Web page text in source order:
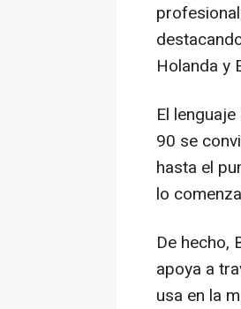
Holanda y
El
90 se
hasta el
lo
De hecho,
apoya a
usa en la